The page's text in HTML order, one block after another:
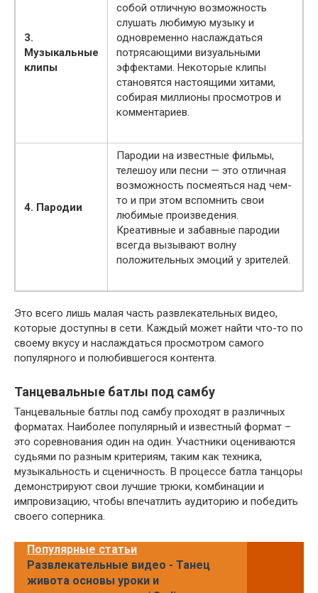
3.
Музыкальные
клипы
собой отличную возможность
слушать любимую музыку и
одновременно наслаждаться
потрясающими визуальными
эффектами. Некоторые клипы
становятся настоящими хитами,
собирая миллионы просмотров и
комментариев.
4. Пародии
Пародии на известные фильмы,
телешоу или песни — это отличная
возможность посмеяться над чем-
то и при этом вспомнить свои
любимые произведения.
Креативные и забавные пародии
всегда вызывают волну
положительных эмоций у зрителей.
Это всего лишь малая часть развлекательных видео,
которые доступны в сети. Каждый может найти что-то по
своему вкусу и наслаждаться просмотром самого
популярного и полюбившегося контента.
Танцевальные батлы под самбу
Танцевальные батлы под самбу проходят в различных
форматах. Наиболее популярный и известный формат –
это соревнования один на один. Участники оцениваются
судьями по разным критериям, таким как техника,
музыкальность и сценичность. В процессе батла танцоры
демонстрируют свои лучшие трюки, комбинации и
импровизацию, чтобы впечатлить аудиторию и победить
своего соперника.
Популярные статьи
Развлекательные видео - Танец
живота основы уроки и